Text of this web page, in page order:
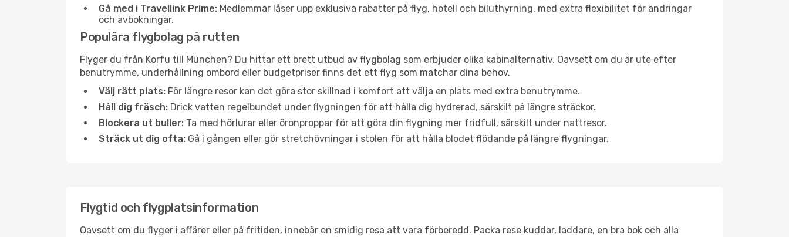
Gå med i Travellink Prime: Medlemmar låser upp exklusiva rabatter på flyg, hotell och biluthyrning, med extra flexibilitet för ändringar
och avbokningar.
Populära flygbolag på rutten
Flyger du från Korfu till München? Du hittar ett brett utbud av flygbolag som erbjuder olika kabinalternativ. Oavsett om du är ute efter
benutrymme, underhållning ombord eller budgetpriser finns det ett flyg som matchar dina behov.
Välj rätt plats: För längre resor kan det göra stor skillnad i komfort att välja en plats med extra benutrymme.
Håll dig fräsch: Drick vatten regelbundet under flygningen för att hålla dig hydrerad, särskilt på längre sträckor.
Blockera ut buller: Ta med hörlurar eller öronproppar för att göra din flygning mer fridfull, särskilt under nattresor.
Sträck ut dig ofta: Gå i gången eller gör stretchövningar i stolen för att hålla blodet flödande på längre flygningar.
Flygtid och flygplatsinformation
Oavsett om du flyger i affärer eller på fritiden, innebär en smidig resa att vara förberedd. Packa rese kuddar, laddare, en bra bok och alla